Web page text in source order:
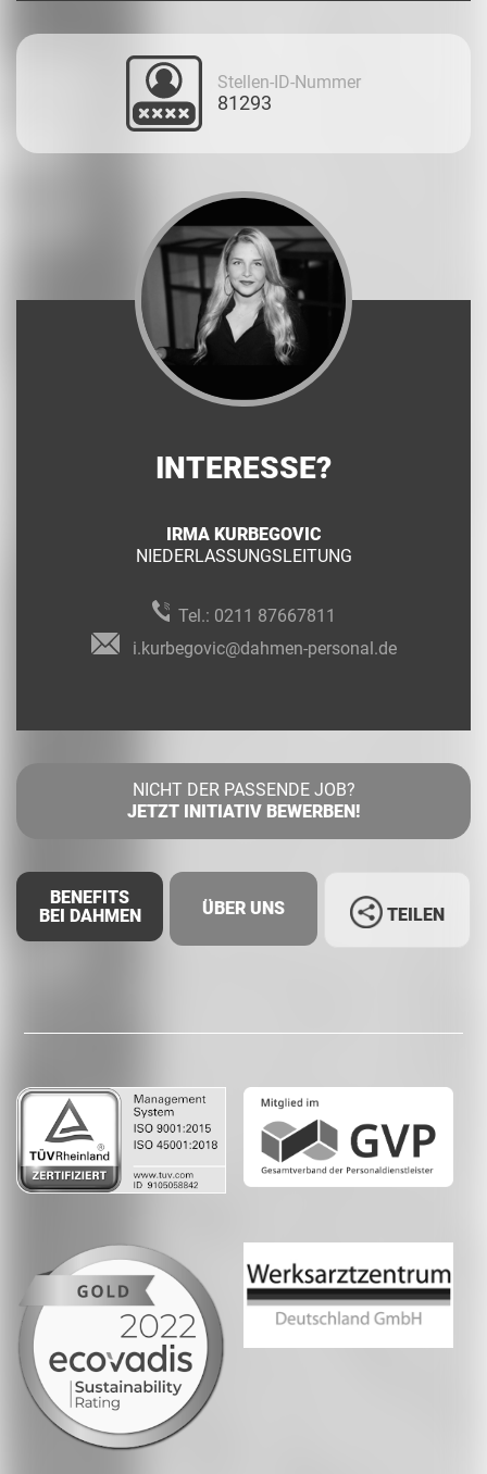
Stellen-ID-Nummer
81293
INTERESSE?
IRMA KURBEGOVIC
NIEDERLASSUNGSLEITUNG
Tel.: 0211 87667811
i.kurbegovic@dahmen-personal.de
NICHT DER PASSENDE JOB?
JETZT INITIATIV BEWERBEN!
BENEFITS
BEI DAHMEN
ÜBER UNS TEILEN